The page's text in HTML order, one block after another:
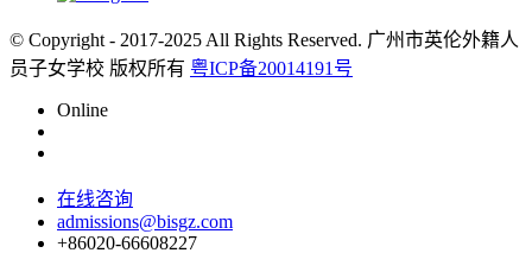
© Copyright - 2017-2025 All Rights Reserved. 广州市英伦外籍人
员子女学校 版权所有 粤ICP备20014191号
Online
在线咨询
admissions@bisgz.com
+86020-66608227